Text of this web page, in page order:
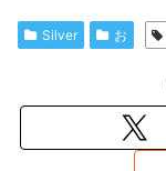
Silver お